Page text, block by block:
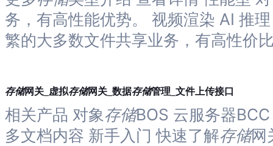
务，有高性能优势。 视频渲染 AI 推
繁的大多数文件共享业务，有高性价
存储网关_虚拟存储网关_数据存储管理_文件上传接口
相关产品 对象存储BOS 云服务器
多文档内容 新手入门 快速了解存储网